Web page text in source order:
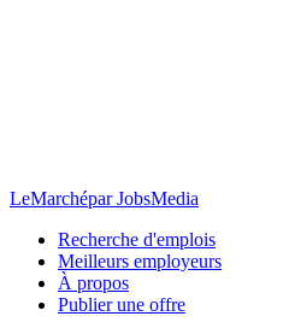
LeMarchépar JobsMedia
Recherche d'emplois
Meilleurs employeurs
À propos
Publier une offre